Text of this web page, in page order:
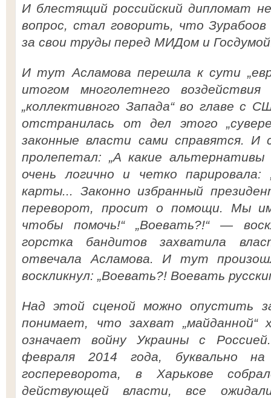
И блестящий российский дипломат
вопрос, стал говорить, что
за свои труды перед МИДом и
И тут Асламова перешла к сути
итогом многолетнего
„коллективного Запада“ во главе с
отстранилась от дел этого
законные власти сами справятся. И
пролепетал: „А какие
очень логично и четко
карты... Законно избранный
переворот, просит о помощи. Мы
чтобы помочь!“ „Воевать?!“ —
горстка бандитов захватила
отвечала Асламова. И тут
воскликнул: „Воевать?! Воевать
Над этой сценой можно опустить
понимает, что захват
означает войну Украины с
февраля 2014 года, буквально
госпереворота, в Харькове
действующей власти, все